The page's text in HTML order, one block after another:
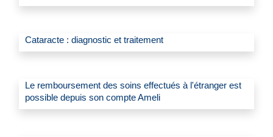
Cataracte : diagnostic et traitement
Le remboursement des soins effectués à l'étranger est
possible depuis son compte Ameli